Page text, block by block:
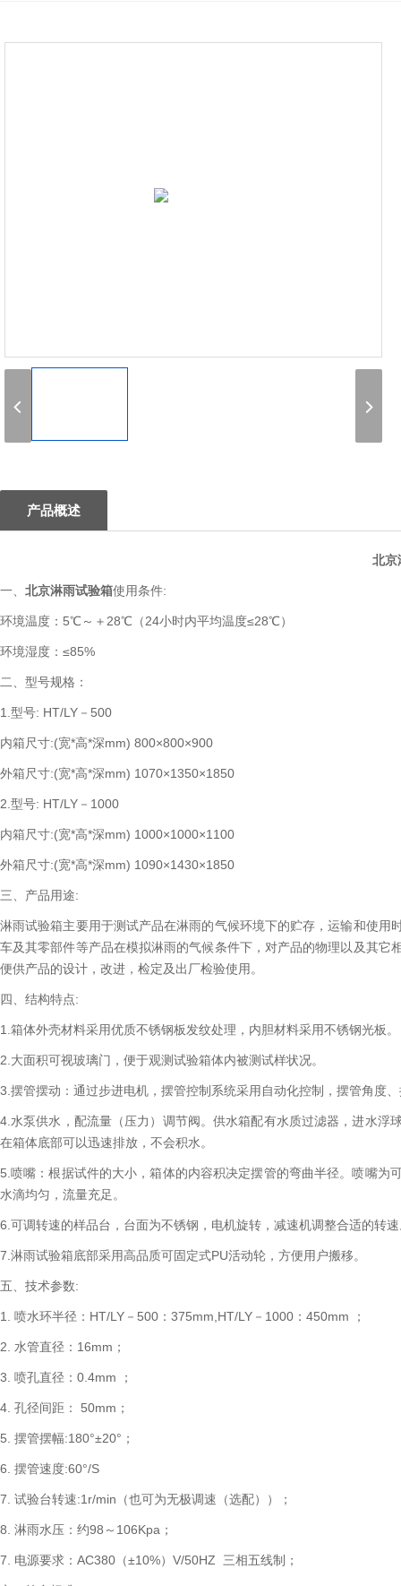
产品概述
北京
一、 北京淋雨试验箱使用条件:
环境温度：5℃～＋28℃（24小时内平均温度≤28℃）
环境湿度：≤85%
二、型号规格：
1.型号: HT/LY－500
内箱尺寸:(宽*高*深mm) 800×800×900
外箱尺寸:(宽*高*深mm) 1070×1350×1850
2.型号: HT/LY－1000
内箱尺寸:(宽*高*深mm) 1000×1000×1100
外箱尺寸:(宽*高*深mm) 1090×1430×1850
三、产品用途:
淋雨试验箱主要用于测试产品在淋雨的气候环境下的贮存，运输和使
车及其零部件等产品在模拟淋雨的气候条件下，对产品的物理以及其
便供产品的设计，改进，检定及出厂检验使用。
四、结构特点:
1.箱体外壳材料采用优质不锈钢板发纹处理，内胆材料采用不锈钢光板。
2.大面积可视玻璃门，便于观测试验箱体内被测试样状况。
3.摆管摆动：通过步进电机，摆管控制系统采用自动化控制，摆管角度
4.水泵供水，配流量（压力）调节阀。供水箱配有水质过滤器，进水
在箱体底部可以迅速排放，不会积水。
5.喷嘴：根据试件的大小，箱体的内容积决定摆管的弯曲半径。喷嘴
水滴均匀，流量充足。
6.可调转速的样品台，台面为不锈钢，电机旋转，减速机调整合适的转
7.淋雨试验箱底部采用高品质可固定式PU活动轮，方便用户搬移。
五、技术参数:
1. 喷水环半径：HT/LY－500：375mm,HT/LY－1000：450mm ；
2. 水管直径：16mm；
3. 喷孔直径：0.4mm ；
4. 孔径间距： 50mm；
5. 摆管摆幅:180°±20°；
6. 摆管速度:60°/S
7. 试验台转速:1r/min（也可为无极调速（选配））；
8. 淋雨水压：约98～106Kpa；
7. 电源要求：AC380（±10%）V/50HZ 三相五线制；